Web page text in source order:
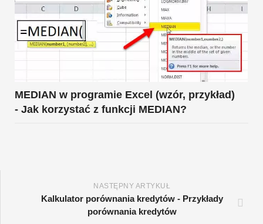
MEDIAN w programie Excel (wzór, przykład)
- Jak korzystać z funkcji MEDIAN?
NASTĘPNY ARTYKUŁ
Kalkulator porównania kredytów - Przykłady
porównania kredytów